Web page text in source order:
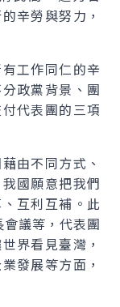
辛勞與努力，
工作同仁的辛
政黨背景、團
代表團的三項
由不同方式、
國願意把我們
互利互補。此
議等，代表團
界看見臺灣，
發展等方面，